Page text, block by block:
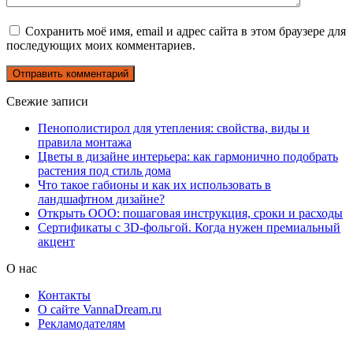
Сохранить моё имя, email и адрес сайта в этом браузере для
последующих моих комментариев.
Свежие записи
Пенополистирол для утепления: свойства, виды и
правила монтажа
Цветы в дизайне интерьера: как гармонично подобрать
растения под стиль дома
Что такое габионы и как их использовать в
ландшафтном дизайне?
Открыть ООО: пошаговая инструкция, сроки и расходы
Сертификаты с 3D-фольгой. Когда нужен премиальный
акцент
О нас
Контакты
О сайте VannaDream.ru
Рекламодателям